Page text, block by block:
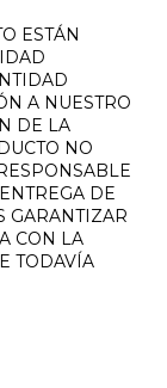
ESTÁN
A NUESTRO
DE LA
NO
DE
GARANTIZAR
CON LA
TODAVÍA